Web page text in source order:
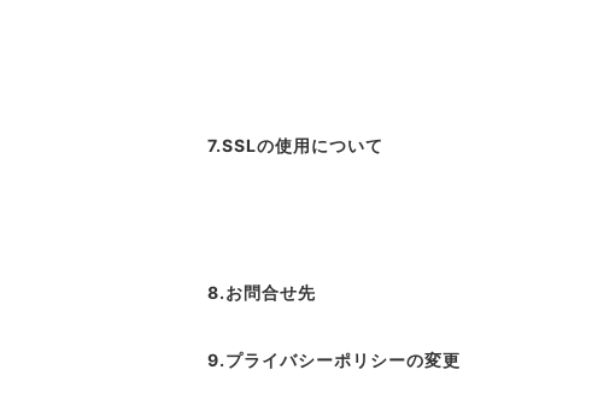
7.SSLの使用について
8.お問合せ先
9.プライバシーポリシーの変更